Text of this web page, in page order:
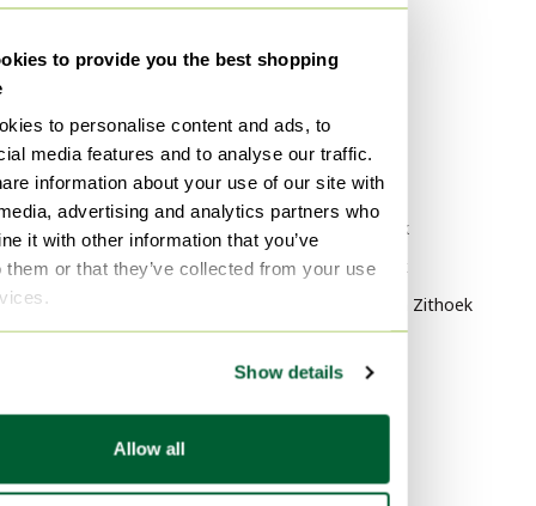
to provide you the best shopping
to personalise content and ads, to
media features and to analyse our traffic.
information about your use of our site with
advertising and analytics partners who
it with other information that you’ve
them or that they’ve collected from your use
Show details
Allow all
Categorie
Kunststof Meubels
Kunststof Banken
Kunststof Modulaire banken
Kunststof 2 zitsbanken
Kunststof 3-5 zitsbanken
Kunststof Chaises longue
Merk
Durlet Zithoek
Gealux Zithoek
Stijl
Klassiek Zithoek
Modern Zithoek
Italiaans Design Zithoek
Lamsleer Zithoek
IJzer Zithoek
Rieten Zithoek
Populariteit
Hout Dressoirs
Fluweel Banken